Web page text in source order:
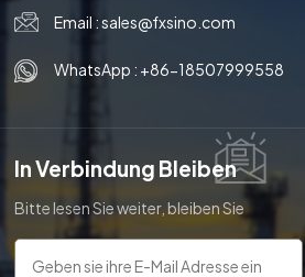
Email :sales@fxsino.com
WhatsApp : +86-18507999558
In Verbindung Bleiben
Bitte lesen Sie weiter, bleiben Sie
auf dem Laufenden, abonnieren
Sie uns und wir heißen Sie